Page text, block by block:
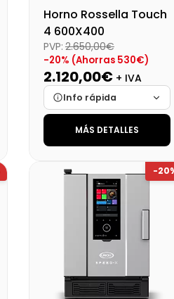
Horno Rossella Touch
4 600X400
PVP: 2.650,00€
-20% (Ahorras 530€)
2.120,00€ + IVA
Info rápida
Marca
Cargando…
DisponibilidadCargando…
Precio final (+21%)
2565,20 €
MÁS DETALLES
-